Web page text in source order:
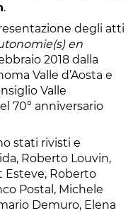
.
degli atti
en
2018 dalla
Valle d’Aosta e
Valle
70° anniversario
stati rivisti e
Roberto Louvin,
Esteve, Roberto
Postal, Michele
Demuro, Elena